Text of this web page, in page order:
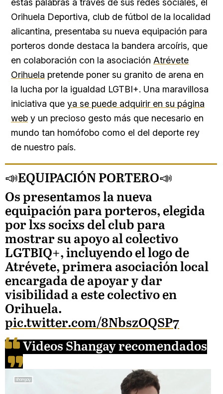
Orihuela Deportiva, club de fútbol de la localidad
alicantina, presentaba su nueva equipación para
porteros donde destaca la bandera arcoíris, que
en colaboración con la asociación Atrévete
Orihuela pretende poner su granito de arena en
la lucha por la igualdad LGTBI+. Una maravillosa
iniciativa que ya se puede adquirir en su página
web y un precioso gesto más que necesario en
mundo tan homófobo como el del deporte rey
de nuestro país.
📣EQUIPACIÓN PORTERO📣
Os presentamos la nueva
equipación para porteros, elegida
por lxs socixs del club para
mostrar su apoyo al colectivo
LGTBIQ+, incluyendo el logo de
Atrévete, primera asociación local
encargada de apoyar y dar
visibilidad a este colectivo en
Orihuela.
pic.twitter.com/8NbszOQSP7
Videos Shangay recomendados